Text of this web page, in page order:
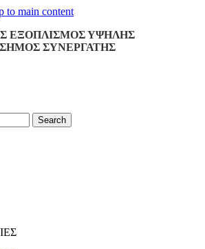
to main content
ΕΞΟΠΛΙΣΜΟΣ ΥΨΗΛΗΣ
ΣΥΝΕΡΓΑΤΗΣ
Search